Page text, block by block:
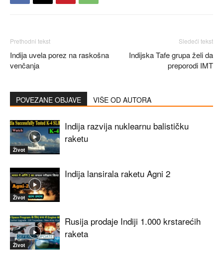
Prethodni tekst
Indija uvela porez na raskošna
venčanja
Sledeći tekst
Indijska Tafe grupa želi da
preporodi IMT
POVEZANE OBJAVE VIŠE OD AUTORA
Život
Indija razvija nuklearnu balističku
raketu
Život
Indija lansirala raketu Agni 2
Život
Rusija prodaje Indiji 1.000 krstarećih
raketa